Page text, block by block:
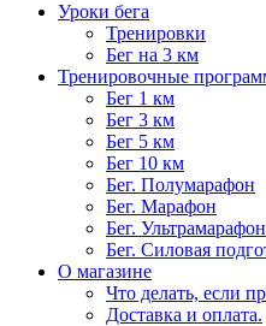
Уроки бега
Тренировки
Бег на 3 км
Тренировочные
Бег 1 км
Бег 3 км
Бег 5 км
Бег 10 км
Бег. Полумарафон
Бег. Марафон
Бег. Ультрамарафон
Бег. Силовая
О магазине
Что делать, если
Доставка и оплата.